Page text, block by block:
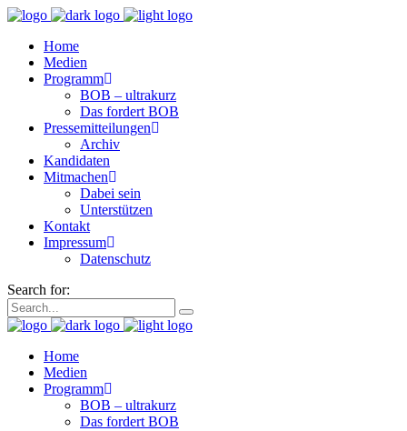
Home
Medien
Programm
BOB – ultrakurz
Das fordert BOB
Pressemitteilungen
Archiv
Kandidaten
Mitmachen
Dabei sein
Unterstützen
Kontakt
Impressum
Datenschutz
Search for:
Home
Medien
Programm
BOB – ultrakurz
Das fordert BOB